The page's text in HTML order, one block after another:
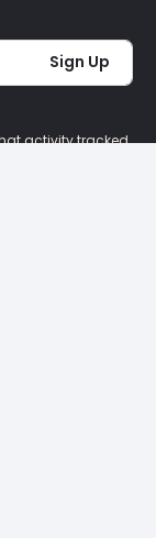
Sign Up
activity tracked